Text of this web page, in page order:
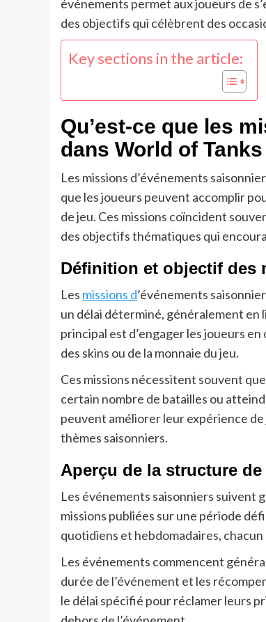
événements permet aux joueurs de
des objectifs qui célèbrent des
Key sections in the article:
Qu’est-ce que les
dans World of
Les missions d’événements
que les joueurs peuvent accomplir
de jeu. Ces missions coïncident
des objectifs thématiques qui
Définition et objectif des
Les missions d’événements
un délai déterminé, généralement
principal est d’engager les joueurs
des skins ou de la monnaie du jeu.
Ces missions nécessitent souvent
certain nombre de batailles ou
peuvent améliorer leur expérience
thèmes saisonniers.
Aperçu de la structure de
Les événements saisonniers suivent
missions publiées sur une période
quotidiens et hebdomadaires,
Les événements commencent
durée de l’événement et les
le délai spécifié pour réclamer leurs